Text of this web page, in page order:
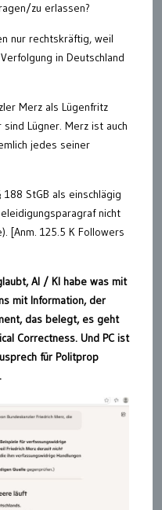
zu erlassen?
nur rechtskräftig, weil
in Deutschland
Merz als Lügenfritz
Lügner. Merz ist auch
jedes seiner
StGB als einschlägig
nicht
[Anm. 125.5 K Followers
AI / KI habe was mit
mit Information, der
das belegt, es geht
Correctness. Und PC ist
für Politprop